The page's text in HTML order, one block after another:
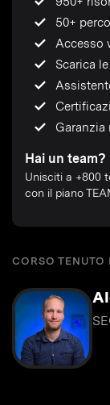
50+
Accesso
Scarica
Garanzia
Hai un team?
Unisciti a +800
con il piano
CORSO TENUTO